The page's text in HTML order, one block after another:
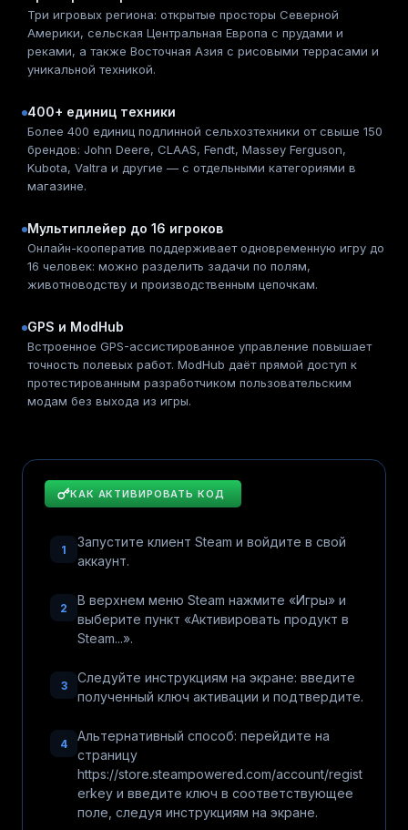
Три игровых региона: открытые просторы Северной
Америки, сельская Центральная Европа с прудами и
реками, а также Восточная Азия с рисовыми террасами и
уникальной техникой.
400+ единиц техники
Более 400 единиц подлинной сельхозтехники от свыше 150
брендов: John Deere, CLAAS, Fendt, Massey Ferguson,
Kubota, Valtra и другие — с отдельными категориями в
магазине.
Мультиплейер до 16 игроков
Онлайн-кооператив поддерживает одновременную игру до
16 человек: можно разделить задачи по полям,
животноводству и производственным цепочкам.
GPS и ModHub
Встроенное GPS-ассистированное управление повышает
точность полевых работ. ModHub даёт прямой доступ к
протестированным разработчиком пользовательским
модам без выхода из игры.
КАК АКТИВИРОВАТЬ КОД
1
Запустите клиент Steam и войдите в свой
аккаунт.
2
В верхнем меню Steam нажмите «Игры» и
выберите пункт «Активировать продукт в
Steam...».
3
Следуйте инструкциям на экране: введите
полученный ключ активации и подтвердите.
4
Альтернативный способ: перейдите на
страницу
https://store.steampowered.com/account/regist
erkey и введите ключ в соответствующее
поле, следуя инструкциям на экране.